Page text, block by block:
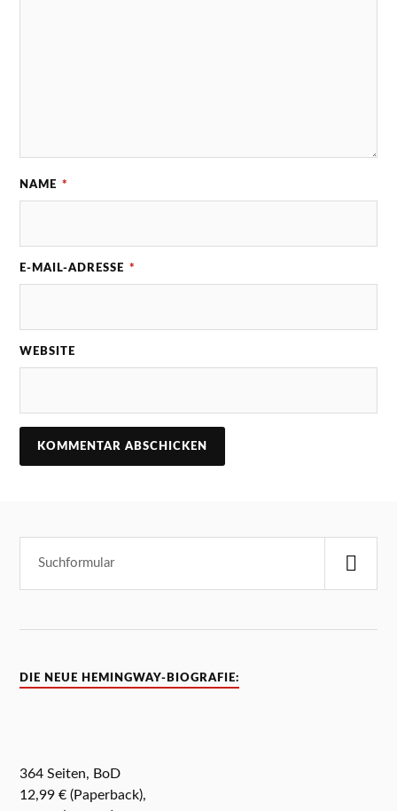
NAME *
E-MAIL-ADRESSE *
WEBSITE
DIE NEUE HEMINGWAY-BIOGRAFIE:
364 Seiten, BoD
12,99 € (Paperback),